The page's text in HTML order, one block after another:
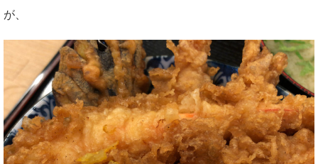
が、